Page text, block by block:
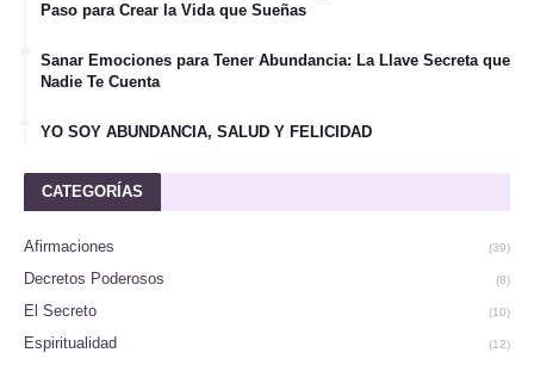
Paso para Crear la Vida que Sueñas
Sanar Emociones para Tener Abundancia: La Llave Secreta que
Nadie Te Cuenta
YO SOY ABUNDANCIA, SALUD Y FELICIDAD
CATEGORÍAS
Afirmaciones (39)
Decretos Poderosos (8)
El Secreto (10)
Espiritualidad (12)